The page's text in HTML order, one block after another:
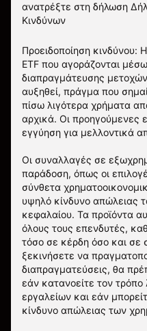
ανατρέξτε στη δήλωση
Κινδύνων
Προειδοποίηση κινδύνου:
ETF που αγοράζονται
διαπραγμάτευσης
αυξηθεί, πράγμα που
πίσω λιγότερα χρήματα
αρχικά. Οι προηγούμενες
εγγύηση για μελλοντικά
Οι συναλλαγές σε
παράδοση, όπως οι
σύνθετα
υψηλό κίνδυνο απώλειας
κεφαλαίου. Τα προϊόντα
όλους τους επενδυτές,
τόσο σε κέρδη όσο και σε
ξεκινήσετε να
διαπραγματεύσεις, θα
εάν κατανοείτε τον
εργαλείων και εάν
κίνδυνο απώλειας των